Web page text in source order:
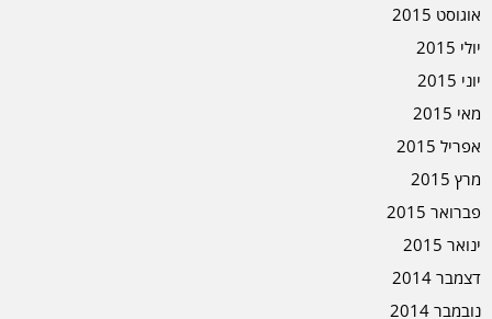
אוגוסט 2015
יולי 2015
יוני 2015
מאי 2015
אפריל 2015
מרץ 2015
פברואר 2015
ינואר 2015
דצמבר 2014
נובמבר 2014